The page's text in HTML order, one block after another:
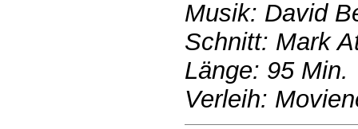
Musik: David
Schnitt: Mark
Länge: 95 Min.
Verleih: